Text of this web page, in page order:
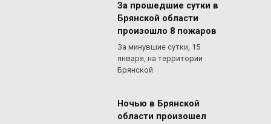
За прошедшие сутки в
Брянской области
произошло 8 пожаров
За минувшие сутки, 15
января, на территории
Брянской
Ночью в Брянской
области произошел